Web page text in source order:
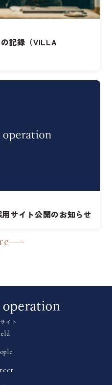
記録（VILLA
サイト公開のお知らせ